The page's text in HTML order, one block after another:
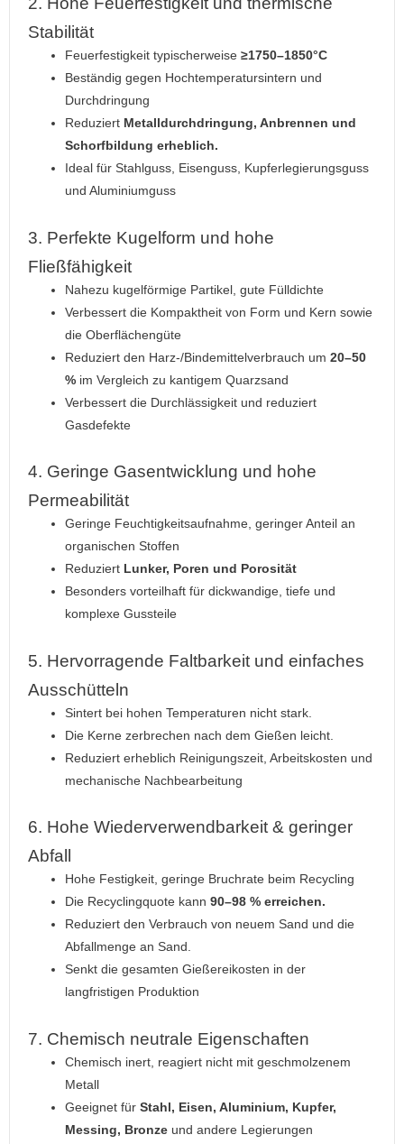
Stabilität
Feuerfestigkeit typischerweise≥1750–1850°C
Beständig gegen Hochtemperatursintern und
Durchdringung
Reduziert Metalldurchdringung, Anbrennen und
Schorfbildung erheblich.
Ideal für Stahlguss, Eisenguss, Kupferlegierungsguss
und Aluminiumguss
3. Perfekte Kugelform und hohe
Fließfähigkeit
Nahezu kugelförmige Partikel, gute Fülldichte
Verbessert die Kompaktheit von Form und Kern sowie
die Oberflächengüte
Reduziert den Harz-/Bindemittelverbrauch um20–50
% im Vergleich zu kantigem Quarzsand
Verbessert die Durchlässigkeit und reduziert
Gasdefekte
4. Geringe Gasentwicklung und hohe
Permeabilität
Geringe Feuchtigkeitsaufnahme, geringer Anteil an
organischen Stoffen
Reduziert Lunker, Poren und Porosität
Besonders vorteilhaft für dickwandige, tiefe und
komplexe Gussteile
5. Hervorragende Faltbarkeit und einfaches
Ausschütteln
Sintert bei hohen Temperaturen nicht stark.
Die Kerne zerbrechen nach dem Gießen leicht.
Reduziert erheblich Reinigungszeit, Arbeitskosten und
mechanische Nachbearbeitung
6. Hohe Wiederverwendbarkeit & geringer
Abfall
Hohe Festigkeit, geringe Bruchrate beim Recycling
Die Recyclingquote kann90–98 % erreichen.
Reduziert den Verbrauch von neuem Sand und die
Abfallmenge an Sand.
Senkt die gesamten Gießereikosten in der
langfristigen Produktion
7. Chemisch neutrale Eigenschaften
Chemisch inert, reagiert nicht mit geschmolzenem
Metall
Geeignet fürStahl, Eisen, Aluminium, Kupfer,
Messing, Bronze und andere Legierungen